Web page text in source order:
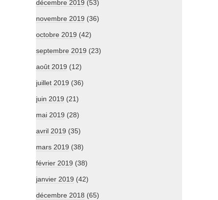
décembre 2019 (53)
novembre 2019 (36)
octobre 2019 (42)
septembre 2019 (23)
août 2019 (12)
juillet 2019 (36)
juin 2019 (21)
mai 2019 (28)
avril 2019 (35)
mars 2019 (38)
février 2019 (38)
janvier 2019 (42)
décembre 2018 (65)